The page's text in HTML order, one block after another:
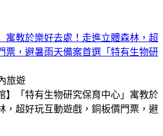
寓教於樂好去處！走進立體森林，超
票，避暑雨天備案首選「特有生物研
旅遊